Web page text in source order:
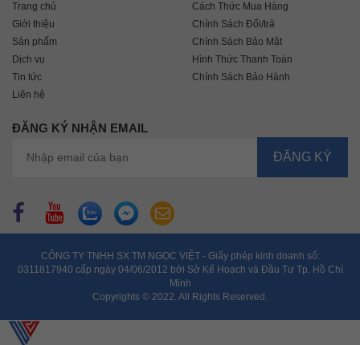
Trang chủ
Giới thiệu
Sản phẩm
Dịch vụ
Tin tức
Liên hệ
Cách Thức Mua Hàng
Chính Sách Đổi/trả
Chính Sách Bảo Mật
Hình Thức Thanh Toán
Chính Sách Bảo Hành
ĐĂNG KÝ NHẬN EMAIL
CÔNG TY TNHH SX TM NGỌC VIỆT - Giấy phép kinh doanh số:
0311817940 cấp ngày 04/06/2012 bởi Sở Kế Hoạch và Đầu Tư Tp. Hồ Chí
Minh
Copyrights © 2022. All Rights Reserved.